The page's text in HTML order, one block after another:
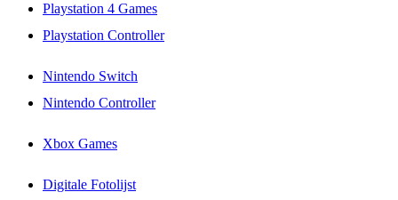
Playstation 4 Games
Playstation Controller
Nintendo Switch
Nintendo Controller
Xbox Games
Digitale Fotolijst